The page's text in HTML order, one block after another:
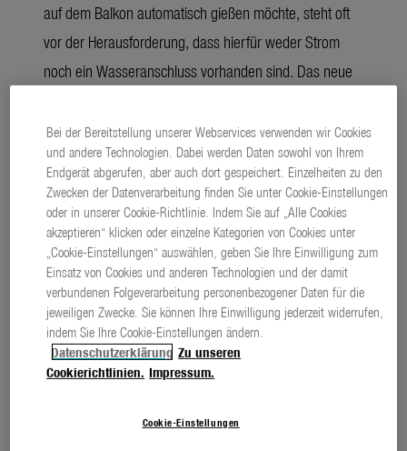
auf dem Balkon automatisch gießen möchte, steht oft
vor der Herausforderung, dass hierfür weder Strom
noch ein Wasseranschluss vorhanden sind. Das neue
Pflanzen unabhängig und automatisch mit Wasser –
Tropfen für Tropfen.
PRESSETEXT (3323 ZEICHEN)
PLAINTEXTdownload
Sind die Pflanzenlieblinge im Hochbeet erst einmal
gepflanzt, gilt es, sie regelmäßig mit Wasser zu
versorgen, damit sie optimal gedeihen können. Das
GARDENA AquaBloom L Set arbeitet ohne Strom und
Bei der Bereitstellung unserer Webservices verwenden wir Cookies
und andere Technologien. Dabei werden Daten sowohl von Ihrem
Endgerät abgerufen, aber auch dort gespeichert. Einzelheiten zu den
Zwecken der Datenverarbeitung finden Sie unter Cookie-Einstellungen
oder in unserer Cookie-Richtlinie. Indem Sie auf „Alle Cookies
akzeptieren“ klicken oder einzelne Kategorien von Cookies unter
„Cookie-Einstellungen“ auswählen, geben Sie Ihre Einwilligung zum
Einsatz von Cookies und anderen Technologien und der damit
verbundenen Folgeverarbeitung personenbezogener Daten für die
jeweiligen Zwecke. Sie können Ihre Einwilligung jederzeit widerrufen,
indem Sie Ihre Cookie-Einstellungen ändern.
Datenschutzerklärung Zu unseren
Cookierichtlinien. Impressum.
Cookie-Einstellungen